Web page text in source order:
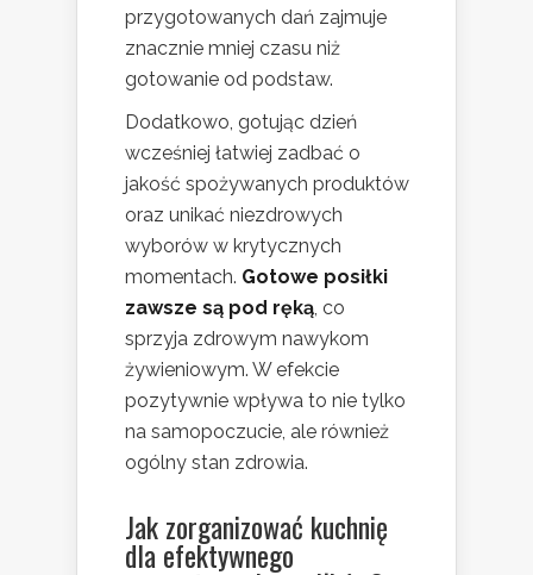
przygotowanych dań zajmuje
znacznie mniej czasu niż
gotowanie od podstaw.
Dodatkowo, gotując dzień
wcześniej łatwiej zadbać o
jakość spożywanych produktów
oraz unikać niezdrowych
wyborów w krytycznych
momentach. Gotowe posiłki
zawsze są pod ręką, co
sprzyja zdrowym nawykom
żywieniowym. W efekcie
pozytywnie wpływa to nie tylko
na samopoczucie, ale również
ogólny stan zdrowia.
Jak zorganizować kuchnię
dla efektywnego